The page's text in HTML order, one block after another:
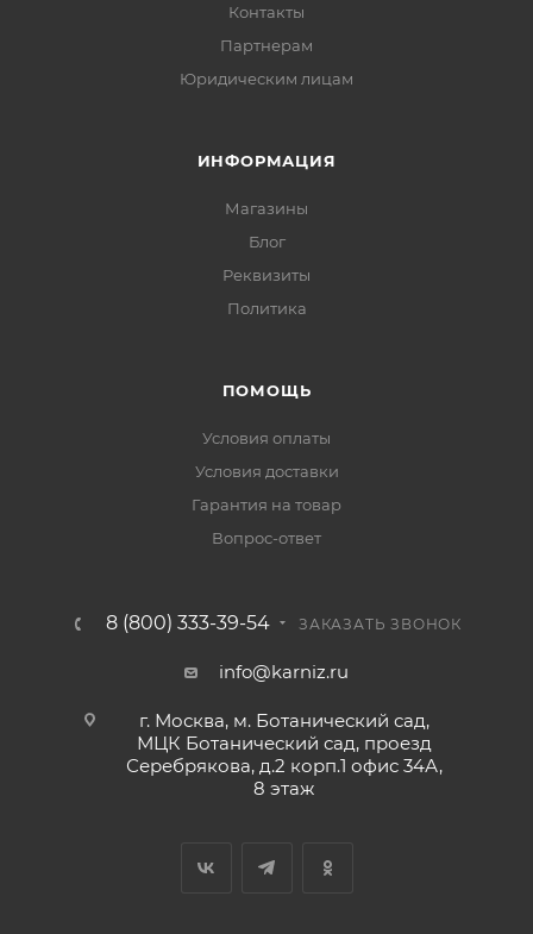
Контакты
Партнерам
Юридическим лицам
ИНФОРМАЦИЯ
Магазины
Блог
Реквизиты
Политика
ПОМОЩЬ
Условия оплаты
Условия доставки
Гарантия на товар
Вопрос-ответ
8 (800) 333-39-54 ЗАКАЗАТЬ ЗВОНОК
info@karniz.ru
г. Москва, м. Ботанический сад,
МЦК Ботанический сад, проезд
Серебрякова, д.2 корп.1 офис 34А,
8 этаж